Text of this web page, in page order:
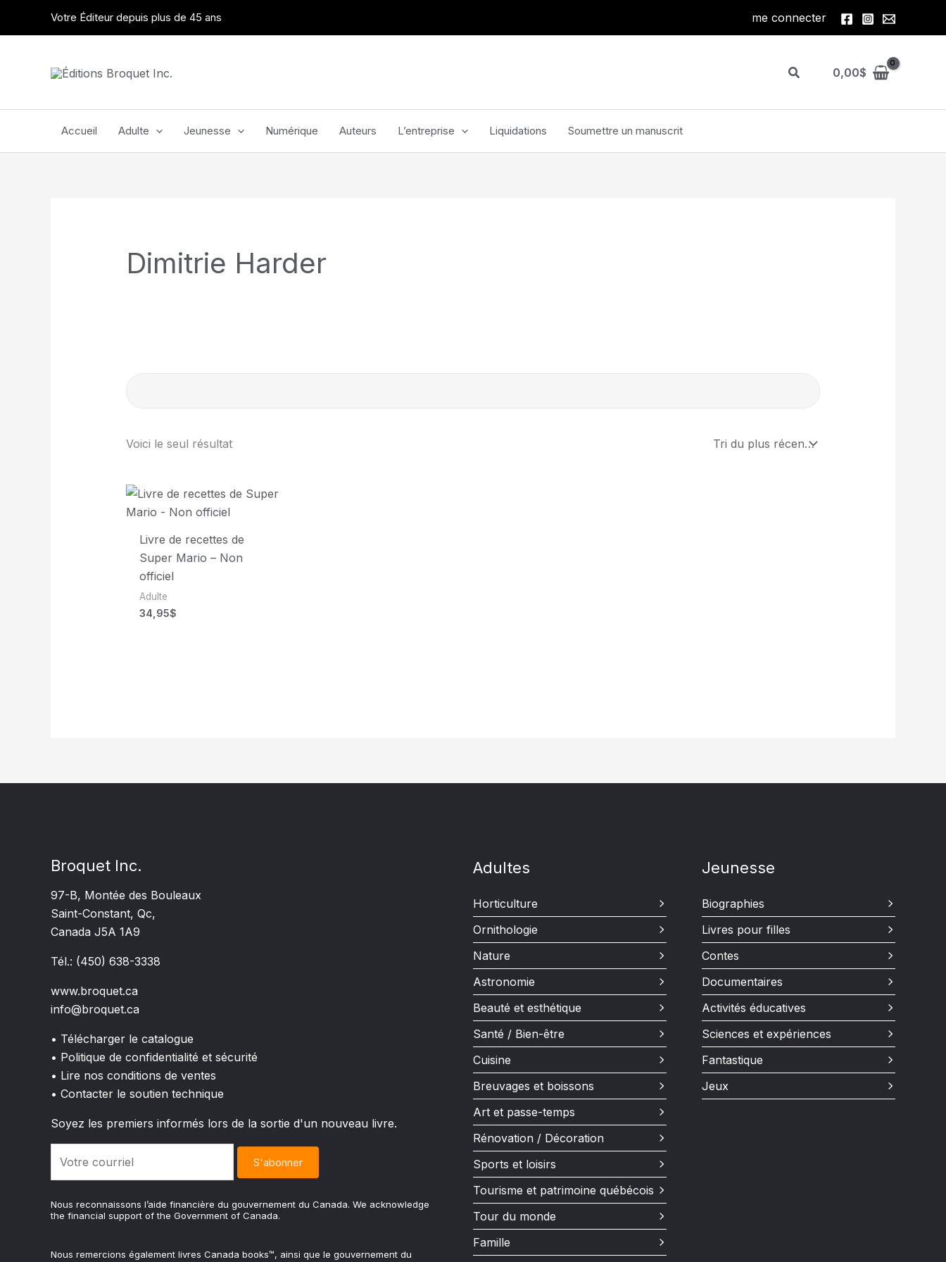
Votre Éditeur depuis plus de 45 ans me connecter
Rechercher
0,00$
Accueil Adulte Jeunesse Numérique Auteurs L’entreprise Liquidations Soumettre un manuscrit
Dimitrie Harder
Voici le seul résultat
Livre de recettes de
Super Mario – Non
officiel
Adulte
34,95$
Broquet Inc.
97-B, Montée des Bouleaux
Saint-Constant, Qc,
Canada J5A 1A9
Tél.: (450) 638-3338
www.broquet.ca
info@broquet.ca
• Télécharger le catalogue
• Politique de confidentialité et sécurité
• Lire nos conditions de ventes
• Contacter le soutien technique
Soyez les premiers informés lors de la sortie d'un nouveau livre.
Nous reconnaissons l’aide financière du gouvernement du Canada. We acknowledge
the financial support of the Government of Canada.
Nous remercions également livres Canada books™, ainsi que le gouvernement du
Adultes
Horticulture
Ornithologie
Nature
Astronomie
Beauté et esthétique
Santé / Bien-être
Cuisine
Breuvages et boissons
Art et passe-temps
Rénovation / Décoration
Sports et loisirs
Tourisme et patrimoine québécois
Tour du monde
Famille
Jeunesse
Biographies
Livres pour filles
Contes
Documentaires
Activités éducatives
Sciences et expériences
Fantastique
Jeux